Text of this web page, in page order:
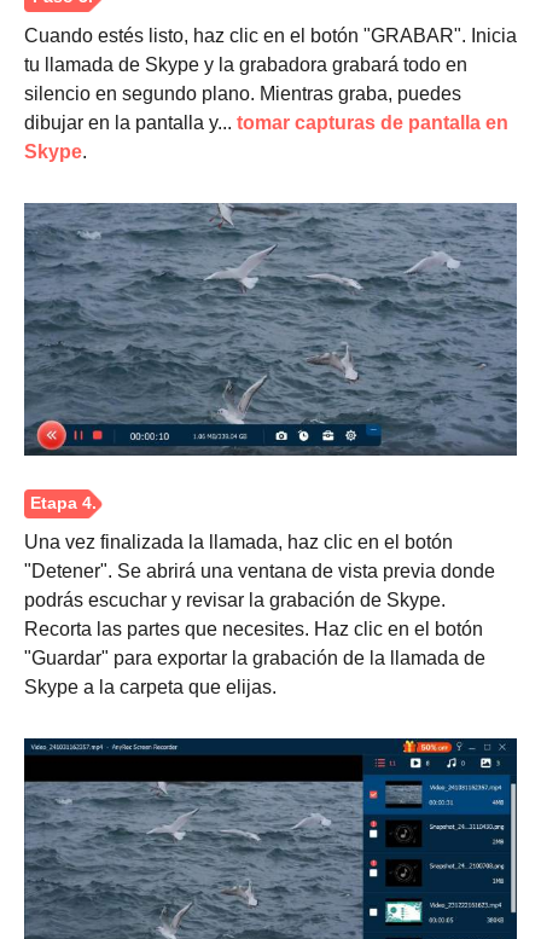
Cuando estés listo, haz clic en el botón "GRABAR". Inicia
tu llamada de Skype y la grabadora grabará todo en
silencio en segundo plano. Mientras graba, puedes
dibujar en la pantalla y... tomar capturas de pantalla en
Skype.
Una vez finalizada la llamada, haz clic en el botón
"Detener". Se abrirá una ventana de vista previa donde
podrás escuchar y revisar la grabación de Skype.
Recorta las partes que necesites. Haz clic en el botón
"Guardar" para exportar la grabación de la llamada de
Skype a la carpeta que elijas.